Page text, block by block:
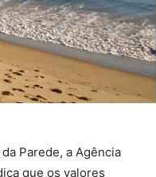
Parede, a Agência
que os valores